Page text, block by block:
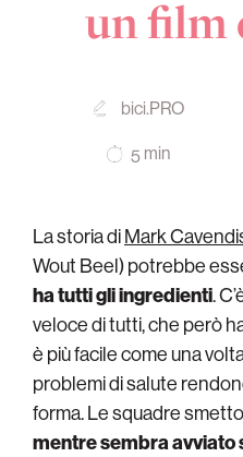
un film
bici.PRO
5 min
La storia diMark
Wout Beel) potrebbe
ha tutti gli ingredienti.
veloce di tutti, che però
è più facile come una
problemi di salute
forma. Le squadre
mentre sembra avviato